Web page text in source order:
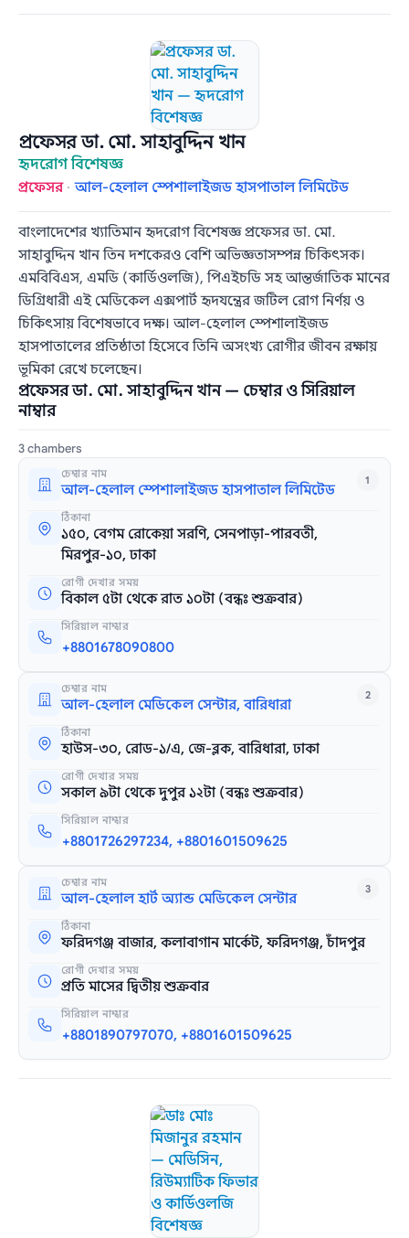
প্রফেসর ডা. মো. সাহাবুদ্দিন খান
হৃদরোগ বিশেষজ্ঞ
প্রফেসর ·আল-হেলাল স্পেশালাইজড হাসপাতাল লিমিটেড
বাংলাদেশের খ্যাতিমান হৃদরোগ বিশেষজ্ঞ প্রফেসর ডা. মো.
সাহাবুদ্দিন খান তিন দশকেরও বেশি অভিজ্ঞতাসম্পন্ন চিকিৎসক।
এমবিবিএস, এমডি (কার্ডিওলজি), পিএইচডি সহ আন্তর্জাতিক মানের
ডিগ্রিধারী এই মেডিকেল এক্সপার্ট হৃদযন্ত্রের জটিল রোগ নির্ণয় ও
চিকিৎসায় বিশেষভাবে দক্ষ। আল-হেলাল স্পেশালাইজড
হাসপাতালের প্রতিষ্ঠাতা হিসেবে তিনি অসংখ্য রোগীর জীবন রক্ষায়
ভূমিকা রেখে চলেছেন।
প্রফেসর ডা. মো. সাহাবুদ্দিন খান — চেম্বার ও সিরিয়াল
নাম্বার
3 chambers
1
চেম্বার নাম
আল-হেলাল স্পেশালাইজড হাসপাতাল লিমিটেড
ঠিকানা
১৫০, বেগম রোকেয়া সরণি, সেনপাড়া-পারবতী,
মিরপুর-১০, ঢাকা
রোগী দেখার সময়
বিকাল ৫টা থেকে রাত ১০টা (বন্ধঃ শুক্রবার)
সিরিয়াল নাম্বার
+8801678090800
2
চেম্বার নাম
আল-হেলাল মেডিকেল সেন্টার, বারিধারা
ঠিকানা
হাউস-৩০, রোড-১/এ, জে-ব্লক, বারিধারা, ঢাকা
রোগী দেখার সময়
সকাল ৯টা থেকে দুপুর ১২টা (বন্ধঃ শুক্রবার)
সিরিয়াল নাম্বার
+8801726297234, +8801601509625
3
চেম্বার নাম
আল-হেলাল হার্ট অ্যান্ড মেডিকেল সেন্টার
ঠিকানা
ফরিদগঞ্জ বাজার, কলাবাগান মার্কেট, ফরিদগঞ্জ, চাঁদপুর
রোগী দেখার সময়
প্রতি মাসের দ্বিতীয় শুক্রবার
সিরিয়াল নাম্বার
+8801890797070, +8801601509625